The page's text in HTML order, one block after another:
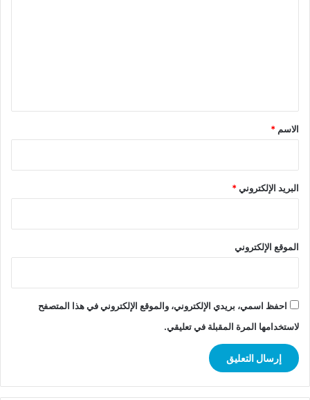
*
الاسم *
البريد الإلكتروني*
الموقع الإلكتروني
احفظ اسمي، بريدي الإلكتروني، والموقع الإلكتروني في هذا المتصفح
لاستخدامها المرة المقبلة في تعليقي.